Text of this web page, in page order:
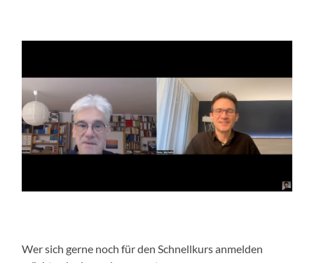
Wer sich gerne noch für den Schnellkurs anmelden